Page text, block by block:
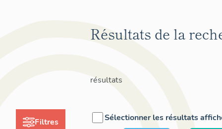
Filtres
Résultats de la
résultats
Sélectionner les résultats